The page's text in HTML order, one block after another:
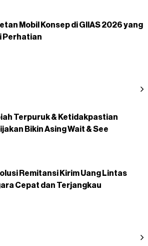
Mobil Konsep di GIIAS 2026 yang
Perhatian
Terpuruk & Ketidakpastian
Bikin Asing Wait & See
Remitansi Kirim Uang Lintas
Cepat dan Terjangkau